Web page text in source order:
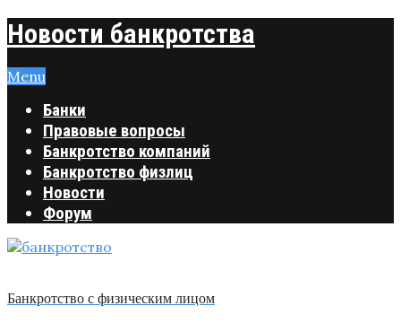
Новости банкротства
Menu
Банки
Правовые вопросы
Банкротство компаний
Банкротство физлиц
Новости
Форум
Банкротство с физическим лицом